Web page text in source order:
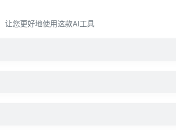
让您更好地使用这款AI工具